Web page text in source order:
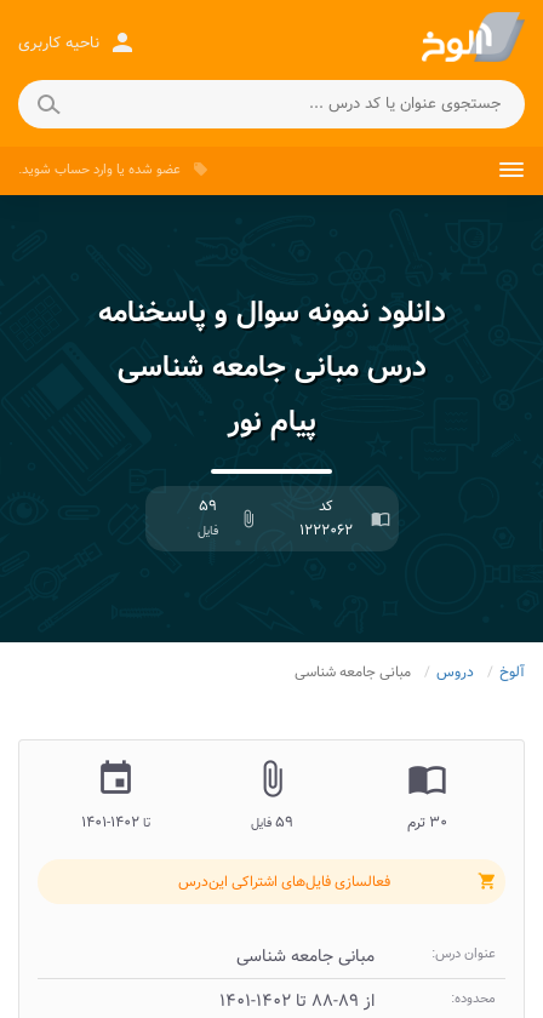
person ناحیه کاربری
local_offer عضو شده یاوارد حساب شوید.
دانلود نمونه سوال و پاسخنامه
درس مبانی جامعه شناسی
پیام نور
import_contacts
کد
۱۲۲۲۰۶۲
attach_file
۵۹
فایل
آلوخ دروس مبانی جامعه شناسی
import_contacts
۳۰ ترم
attach_file
۵۹ فایل
insert_invitation
تا۱۴۰۲-۱۴۰۱
shopping_cart فعالسازی فایل‌های اشتراکی این‌درس
عنوان درس: مبانی جامعه شناسی
محدوده: از ۸۹-۸۸ تا ۱۴۰۲-۱۴۰۱